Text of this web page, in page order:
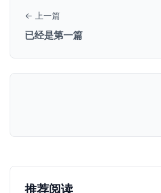
← 上一篇
已经是第一篇
推荐阅读